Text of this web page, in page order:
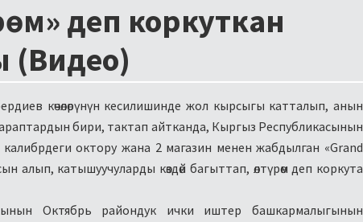
деп коркуткан
(Видео)
көчөлөрүнүн кесилишинде жол кырсыгы катталып, анын
бири, тактап айтканда, Кыргыз Республикасынын
октору жана 2 магазин менен жабдылган «Grand
катышуучуларды көздөй багыттап, өлтүрөм деп коркута
Октябрь райондук ички иштер башкармалыгынын